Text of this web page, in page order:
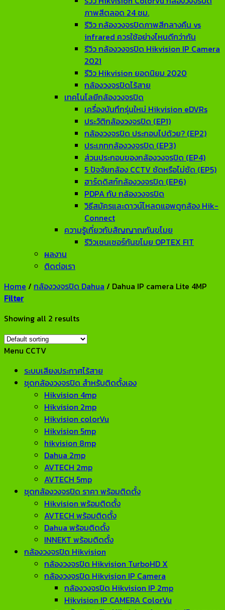
ภาพสีตลอด 24 ชม.
รีวิว กล้องวงจรปิดภาพสีกลางคืน vs
infrared ควรใช้อย่างไหนดีกว่ากัน
รีวิว กล้องวงจรปิด Hikvision IP Camera
2021
รีวิว Hikvision ยอดนิยม 2020
กล้องวงจรปิดไร้สาย
เทคโนโลยีกล้องวงจรปิด
เครื่องบันทึกรุ่นใหม่ Hikvision eDVRs
ประวัติกล้องวงจรปิด (EP1)
กล้องวงจรปิด ประกอบไปด้วย? (EP2)
ประเภทกล้องวงจรปิด (EP3)
ส่วนประกอบของกล้องวงจรปิด (EP4)
5 ปัจจัยกล้อง CCTV ชัดหรือไม่ชัด (EP5)
ฮาร์ดดิสก์กล้องวงจรปิด (EP6)
PDPA กับ กล้องวงจรปิด
วิธีสมัครและดาวน์โหลดแอพดูกล้อง Hik-
Connect
ความรู้เกี่ยวกับสัญญาณกันขโมย
รีวิวเซนเซอร์กันขโมย OPTEX FIT
ผลงาน
ติดต่อเรา
Home / กล้องวงจรปิด Dahua / Dahua IP camera Lite 4MP
Filter
Showing all 2 results
Menu CCTV
ระบบเสียงประกาศไร้สาย
ชุดกล้องวงจรปิด สำหรับติดตั้งเอง
Hikvision 4mp
Hikvision 2mp
Hikvision colorVu
Hikvision 5mp
hikvision 8mp
Dahua 2mp
AVTECH 2mp
AVTECH 5mp
ชุดกล้องวงจรปิด ราคา พร้อมติดตั้ง
Hikvision พร้อมติดตั้ง
AVTECH พร้อมติดตั้ง
Dahua พร้อมติดตั้ง
INNEKT พร้อมติดตั้ง
กล้องวงจรปิด Hikvision
กล้องวงจรปิด Hikvision TurboHD X
กล้องวงจรปิด Hikvision IP Camera
กล้องวงจรปิด Hikvision IP 2mp
Hikvision IP CAMERA ColorVu